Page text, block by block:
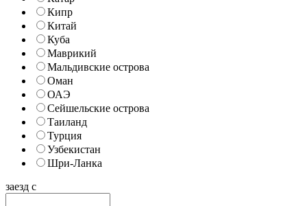
Кипр
Китай
Куба
Маврикий
Мальдивские острова
Оман
ОАЭ
Сейшельские острова
Таиланд
Турция
Узбекистан
Шри-Ланка
заезд с